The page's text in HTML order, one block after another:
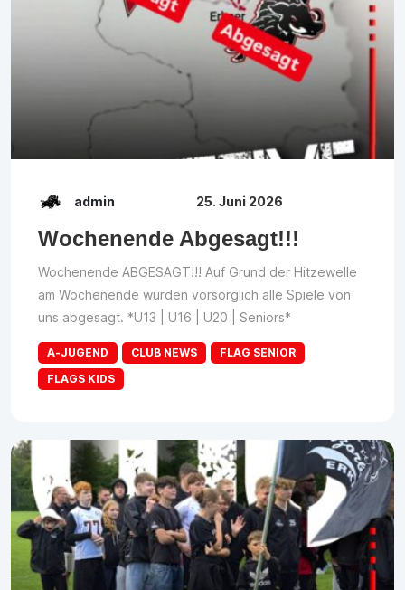
admin 25. Juni 2026
Wochenende Abgesagt!!!
Wochenende ABGESAGT!!! Auf Grund der Hitzewelle
am Wochenende wurden vorsorglich alle Spiele von
uns abgesagt. *U13 | U16 | U20 | Seniors*
A-JUGEND CLUB NEWS
FLAG SENIOR
FLAGS KIDS